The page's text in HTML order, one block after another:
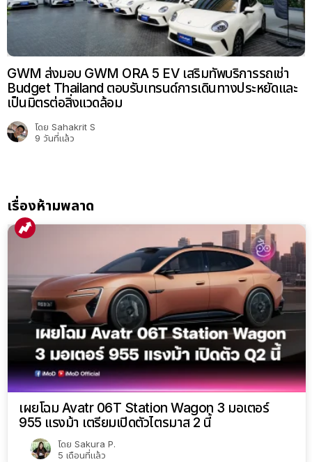
GWM ส่งมอบ GWM ORA 5 EV เสริมทัพบริการรถเช่า
Budget Thailand ตอบรับเทรนด์การเดินทางประหยัดและ
เป็นมิตรต่อสิ่งแวดล้อม
โดย Sahakrit S
9 วันที่แล้ว
เรื่องห้ามพลาด
เผยโฉม Avatr 06T Station Wagon 3 มอเตอร์
955 แรงม้า เตรียมเปิดตัวไตรมาส 2 นี้
โดย Sakura P.
5 เดือนที่แล้ว